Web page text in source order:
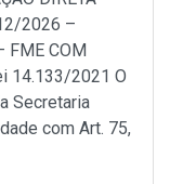
2026 –
FME COM
14.133/2021 O
Secretaria
com Art. 75,